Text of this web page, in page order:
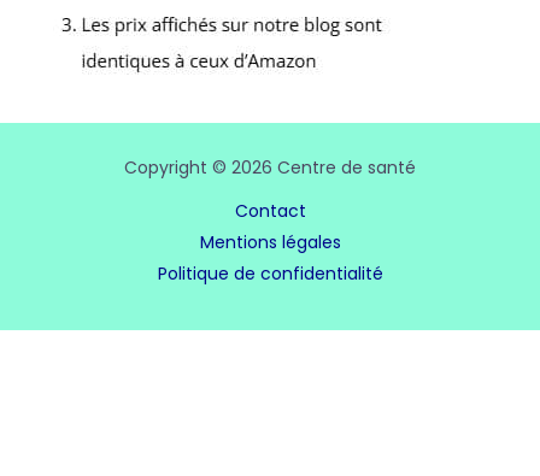
Copyright © 2026 Centre de santé
Contact
Mentions légales
Politique de confidentialité